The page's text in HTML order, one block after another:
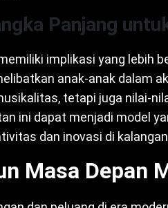
Panjang
implikasi yang lebih
anak-anak dalam
tetapi juga nilai-
ini dapat menjadi model
dan inovasi di
Masa Depan